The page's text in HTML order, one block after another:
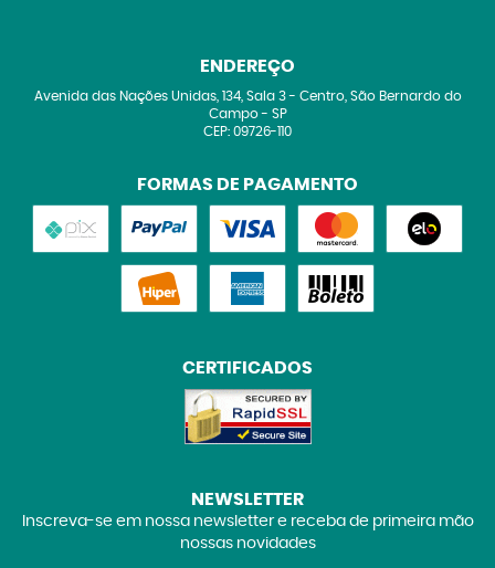
ENDEREÇO
Avenida das Nações Unidas, 134, Sala 3- Centro, São Bernardo do
Campo- SP
CEP: 09726-110
FORMAS DE PAGAMENTO
CERTIFICADOS
NEWSLETTER
Inscreva-se em nossa newsletter e receba de primeira mão
nossas novidades